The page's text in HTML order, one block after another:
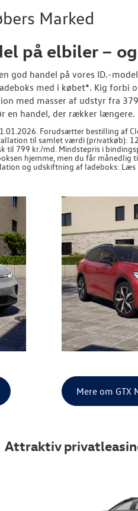
Marked
på elbiler –
god handel på vores ID.-
med i købet*. Kig
med masser af udstyr fra
en handel, der rækker længere.
Forudsætter bestilling af
til samlet værdi (privatkøb):
799 kr./md. Mindstepris i
hjemme, men du får
og udskiftning af ladeboks:
Mere om GTX
Attraktiv